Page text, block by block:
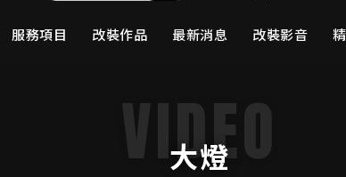
服務項目 改裝作品 最新消息 改裝影音
大燈